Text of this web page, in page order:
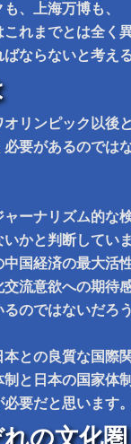
、上海万博も、
れまでとは全く
ならないと考え
リンピック以後
要があるのでは
ーナリズム的な
かと判断してい
国経済の最大活
交流意欲への期待
のではないだろ
との良質な国際
と日本の国家体
要だと思います
の文化圏